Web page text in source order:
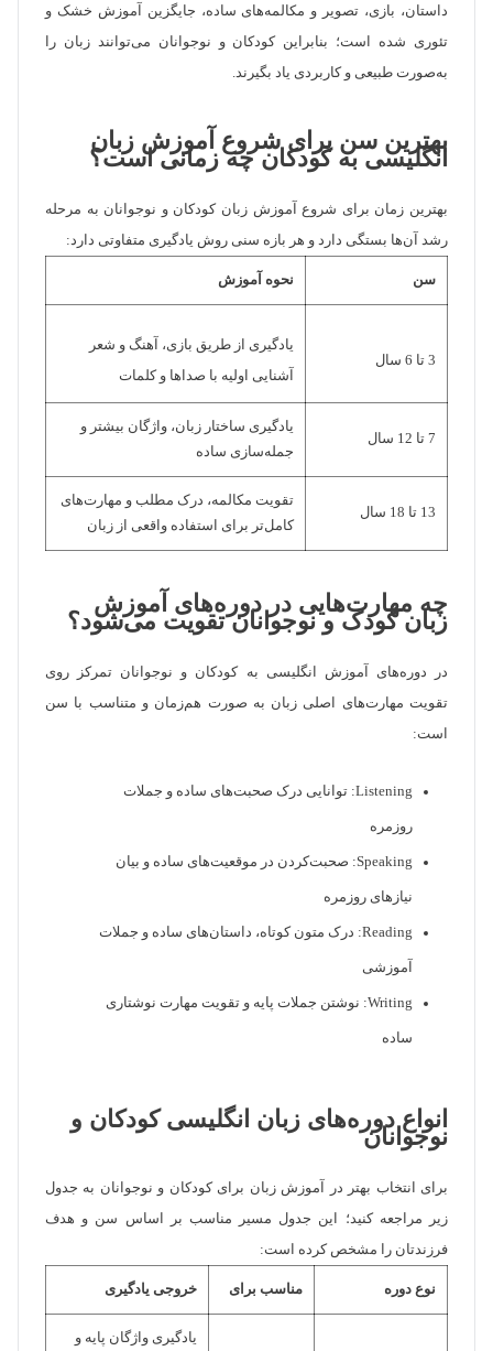
داستان، بازی، تصویر و مکالمه‌های ساده، جایگزین آموزش خشک و
تئوری شده است؛ بنابراین کودکان و نوجوانان می‌توانند زبان را
به‌صورت طبیعی و کاربردی یاد بگیرند.
بهترین سن برای شروع آموزش زبان
انگلیسی به کودکان چه زمانی است؟
بهترین زمان برای شروع آموزش زبان کودکان و نوجوانان به مرحله
رشد آن‌ها بستگی دارد و هر بازه سنی روش یادگیری متفاوتی دارد:
سن نحوه آموزش
3 تا 6 سال
یادگیری از طریق بازی، آهنگ و شعر
آشنایی اولیه با صداها و کلمات
7 تا 12 سال
یادگیری ساختار زبان، واژگان بیشتر و
جمله‌سازی ساده
13 تا 18 سال
تقویت مکالمه، درک مطلب و مهارت‌های
کامل‌تر برای استفاده واقعی از زبان
چه مهارت‌هایی در دوره‌های آموزش
زبان کودک و نوجوانان تقویت می‌شود؟
در دوره‌های آموزش انگلیسی به کودکان و نوجوانان تمرکز روی
تقویت مهارت‌های اصلی زبان به صورت هم‌زمان و متناسب با سن
است:
Listening: توانایی درک صحبت‌های ساده و جملات
روزمره
Speaking: صحبت‌کردن در موقعیت‌های ساده و بیان
نیازهای روزمره
Reading: درک متون کوتاه، داستان‌های ساده و جملات
آموزشی
Writing: نوشتن جملات پایه و تقویت مهارت نوشتاری
ساده
انواع دوره‌های زبان انگلیسی کودکان و
نوجوانان
برای انتخاب بهتر در آموزش زبان برای کودکان و نوجوانان به جدول
زیر مراجعه کنید؛ این جدول مسیر مناسب بر اساس سن و هدف
فرزندتان را مشخص کرده است:
نوع دوره مناسب برای خروجی یادگیری
یادگیری واژگان پایه و